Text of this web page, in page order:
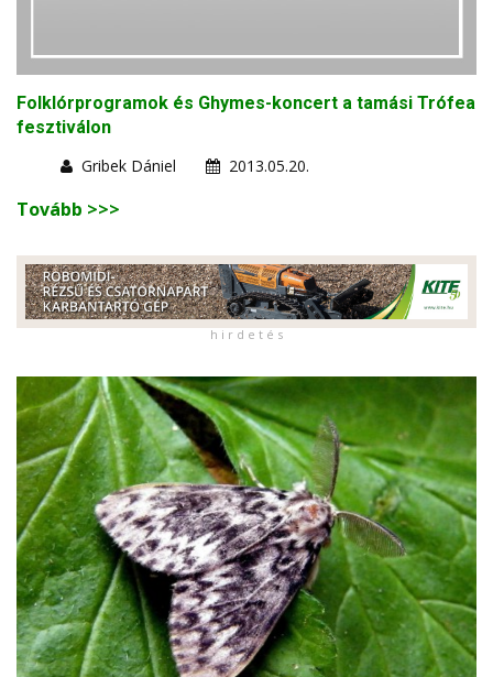
Folklórprogramok és Ghymes-koncert a tamási Trófea
fesztiválon
Gribek Dániel
2013.05.20.
Tovább >>>
h i r d e t é s